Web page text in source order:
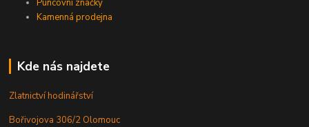
Puncovní značky
Kamenná prodejna
Kde nás najdete
Zlatnictví hodinářství
Bořivojova 306/2 Olomouc